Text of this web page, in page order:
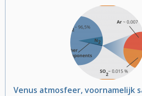
Venus atmosfeer, voornamelijk